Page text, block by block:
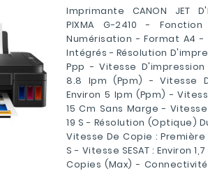
Imprimante CANON JET
PIXMA G-2410 -
Numérisation - Format A4 -
Intégrés - Résolution
Ppp - Vitesse D'impression
8.8 Ipm (ppm) - Vitesse
Environ 5 Ipm (ppm) -
15 Cm Sans Marge -
19 S - Résolution (optique)
Vitesse De Copie : Première
S - Vitesse SESAT : Environ
Copies (max) -